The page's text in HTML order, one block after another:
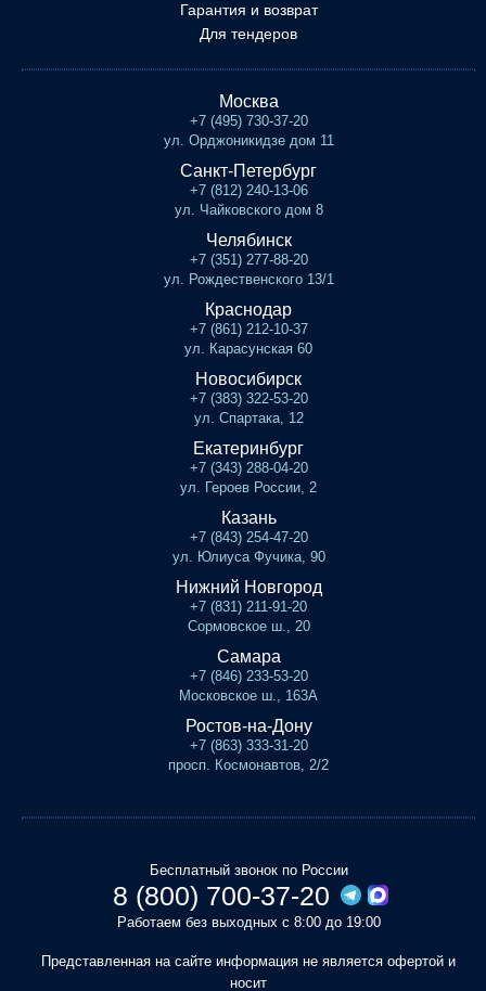
Гарантия и возврат
Для тендеров
Москва
+7 (495) 730-37-20
ул. Орджоникидзе дом 11
Санкт-Петербург
+7 (812) 240-13-06
ул. Чайковского дом 8
Челябинск
+7 (351) 277-88-20
ул. Рождественского 13/1
Краснодар
+7 (861) 212-10-37
ул. Карасунская 60
Новосибирск
+7 (383) 322-53-20
ул. Спартака, 12
Екатеринбург
+7 (343) 288-04-20
ул. Героев России, 2
Казань
+7 (843) 254-47-20
ул. Юлиуса Фучика, 90
Нижний Новгород
+7 (831) 211-91-20
Сормовское ш., 20
Самара
+7 (846) 233-53-20
Московское ш., 163А
Ростов-на-Дону
+7 (863) 333-31-20
просп. Космонавтов, 2/2
Бесплатный звонок по России
8 (800) 700-37-20
Работаем без выходных с 8:00 до 19:00
Представленная на сайте информация не является офертой и
носит